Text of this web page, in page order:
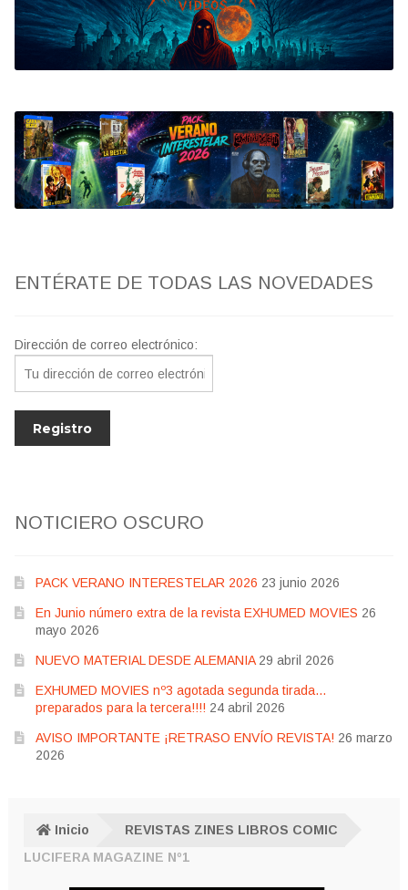
Bluray
Clasificada S
artwork
fantaterror
Jesús Franco
ENTÉRATE DE TODAS LAS NOVEDADES
Dirección de correo electrónico:
NOTICIERO OSCURO
PACK VERANO INTERESTELAR 2026 23 junio 2026
En Junio número extra de la revista EXHUMED MOVIES 26
mayo 2026
NUEVO MATERIAL DESDE ALEMANIA 29 abril 2026
EXHUMED MOVIES nº3 agotada segunda tirada…
preparados para la tercera!!!! 24 abril 2026
AVISO IMPORTANTE ¡RETRASO ENVÍO REVISTA! 26 marzo
2026
Inicio
REVISTAS ZINES LIBROS COMIC
LUCIFERA MAGAZINE Nº1